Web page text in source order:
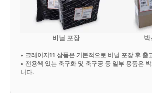
비닐 포장
• 크레이지11 상품은 기본적으로 비닐 포장 후 출
• 전용쌕 있는 축구화 및 축구공 등 일부 용품은
니다.